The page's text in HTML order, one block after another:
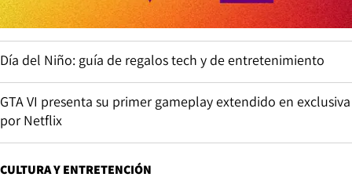
Día del Niño: guía de regalos tech y de entretenimiento
GTA VI presenta su primer gameplay extendido en exclusiva
por Netflix
CULTURA Y ENTRETENCIÓN